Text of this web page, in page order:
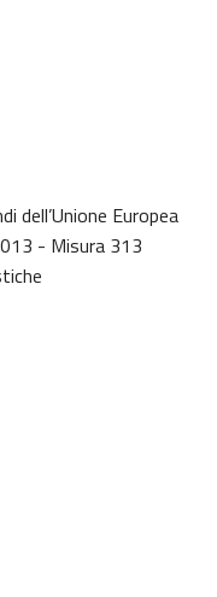
dell’Unione Europea
- Misura 313